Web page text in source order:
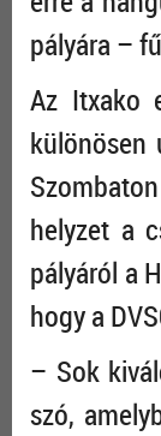
pályára –
Az Itxako
különösen
helyzet a
pályáról a
hogy a
– Sok
szó,